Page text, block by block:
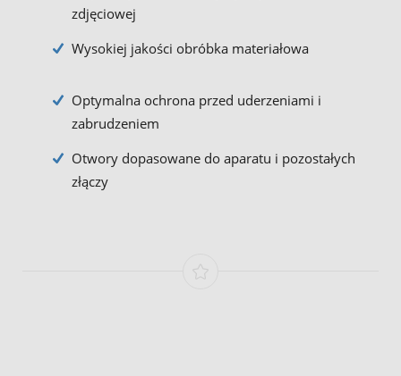
zdjęciowej
Wysokiej jakości obróbka materiałowa
Optymalna ochrona przed uderzeniami i
zabrudzeniem
Otwory dopasowane do aparatu i pozostałych
złączy